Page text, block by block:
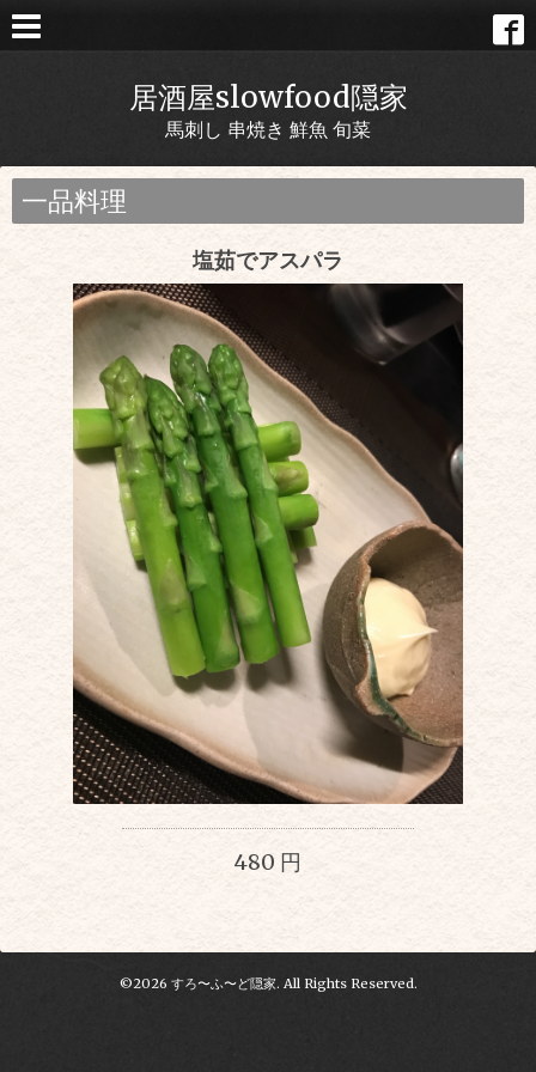
居酒屋slowfood隠家
馬刺し 串焼き 鮮魚 旬菜
一品料理
塩茹でアスパラ
480 円
©2026 すろ〜ふ〜ど隠家. All Rights Reserved.